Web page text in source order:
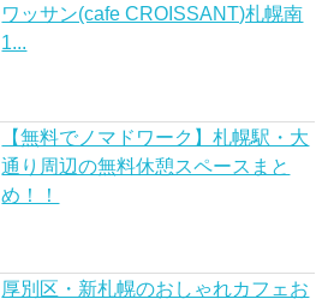
ワッサン(cafe CROISSANT)札幌南
1...
【無料でノマドワーク】札幌駅・大
通り周辺の無料休憩スペースまと
め！！
厚別区・新札幌のおしゃれカフェお